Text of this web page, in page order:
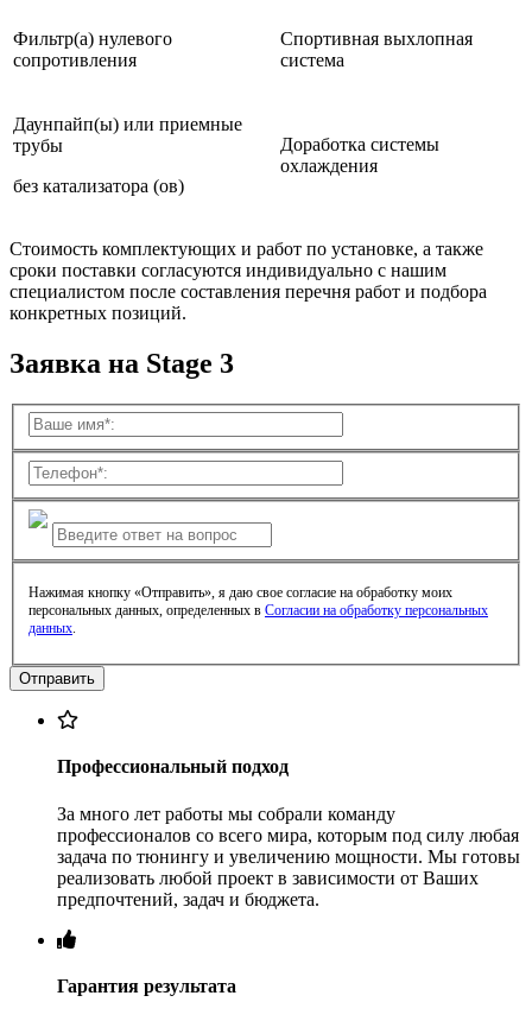
Фильтр(а) нулевого
сопротивления
Спортивная выхлопная
система
Даунпайп(ы) или приемные
трубы
без катализатора (ов)
Доработка системы
охлаждения
Стоимость комплектующих и работ по установке, а также
сроки поставки согласуются индивидуально с нашим
специалистом после составления перечня работ и подбора
конкретных позиций.
Заявка на Stage 3
Нажимая кнопку «Отправить», я даю свое согласие на обработку моих
персональных данных, определенных в Согласии на обработку персональных
данных.
Профессиональный подход
За много лет работы мы собрали команду
профессионалов со всего мира, которым под силу любая
задача по тюнингу и увеличению мощности. Мы готовы
реализовать любой проект в зависимости от Ваших
предпочтений, задач и бюджета.
Гарантия результата